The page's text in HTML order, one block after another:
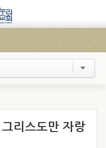
리스도만 자랑